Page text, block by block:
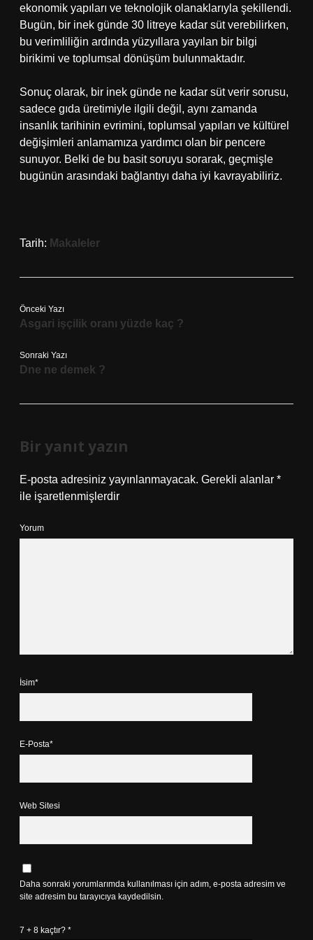
ekonomik yapıları ve teknolojik olanaklarıyla şekillendi.
Bugün, bir inek günde 30 litreye kadar süt verebilirken,
bu verimliliğin ardında yüzyıllara yayılan bir bilgi
birikimi ve toplumsal dönüşüm bulunmaktadır.
Sonuç olarak, bir inek günde ne kadar süt verir sorusu,
sadece gıda üretimiyle ilgili değil, aynı zamanda
insanlık tarihinin evrimini, toplumsal yapıları ve kültürel
değişimleri anlamamıza yardımcı olan bir pencere
sunuyor. Belki de bu basit soruyu sorarak, geçmişle
bugünün arasındaki bağlantıyı daha iyi kavrayabiliriz.
Tarih: Makaleler
Önceki Yazı
Asgari işçilik oranı yüzde kaç ?
Sonraki Yazı
Dne ne demek ?
Bir yanıt yazın
E-posta adresiniz yayınlanmayacak. Gerekli alanlar *
ile işaretlenmişlerdir
Yorum
İsim*
E-Posta*
Web Sitesi
Daha sonraki yorumlarımda kullanılması için adım, e-posta adresim ve
site adresim bu tarayıcıya kaydedilsin.
7 + 8 kaçtır? *